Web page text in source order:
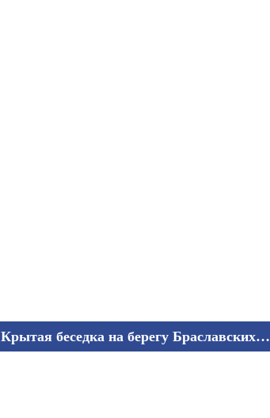
Крытая беседка на берегу Браславских…